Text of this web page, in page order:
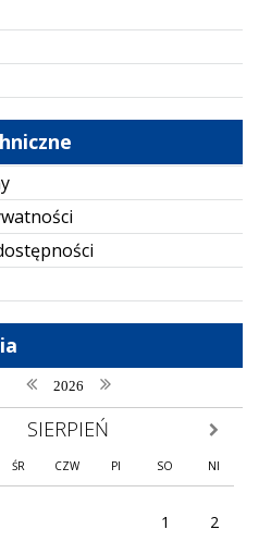
poprzedni rok
2026 następny rok
SIERPIEŃ
ŚR CZW PI SO NI
1 2